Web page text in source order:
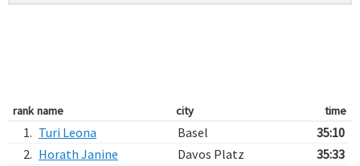
rank name city time
1. Turi Leona Basel
35:10
2. Horath Janine Davos Platz
35:33